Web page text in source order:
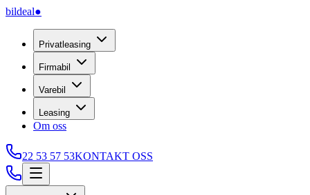
bildeal●
Privatleasing
Firmabil
Varebil
Leasing
Om oss
22 53 57 53KONTAKT OSS